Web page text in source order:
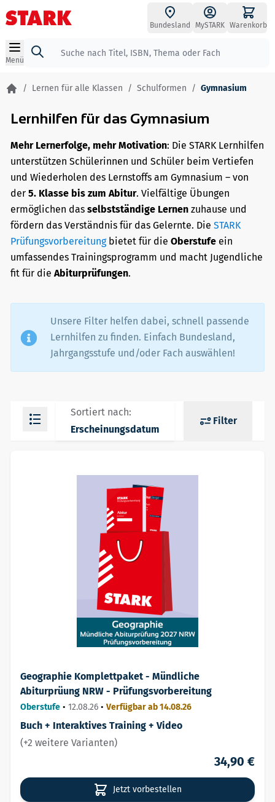
Zum Inhalt springen
Bundesland MySTARK Warenkorb
Menü
Suche
/ Lernen für alle Klassen / Schulformen / Gymnasium
Lernhilfen für das Gymnasium
Mehr Lernerfolge, mehr Motivation: Die STARK Lernhilfen
unterstützen Schülerinnen und Schüler beim Vertiefen
und Wiederholen des Lernstoffs am Gymnasium – von
der 5. Klasse bis zum Abitur. Vielfältige Übungen
ermöglichen das selbstständige Lernen zuhause und
fördern das Verständnis für das Gelernte. Die STARK
Prüfungsvorbereitung bietet für die Oberstufe ein
umfassendes Trainingsprogramm und macht Jugendliche
fit für die Abiturprüfungen.
Unsere Filter helfen dabei, schnell passende
Lernhilfen zu finden. Einfach Bundesland,
Jahrgangsstufe und/oder Fach auswählen!
Sortiert nach:
Erscheinungsdatum
Filter
Geographie Komplettpaket - Mündliche
Abiturprüung NRW - Prüfungsvorbereitung
Oberstufe • 12.08.26 • Verfügbar ab 14.08.26
Buch + Interaktives Training + Video
(+2 weitere Varianten)
34,90 €
Jetzt vorbestellen